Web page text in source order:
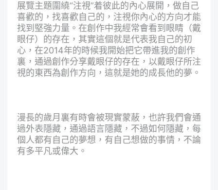
展覽主題圍繞“注視”着彼此的內心展開，做自己
喜歡的，找喜歡自己的，注視你內心的方向才能
找到堅強力量。在創作中我經常會看到眼睛（戴
眼仔）的存在，其實這個就是代表我自己的初
心，在2014年的時候我開始把它帶進我的創作
裏，通過創作分享戴眼仔的存在，以戴眼仔所注
視的東西為創作方向，這就是她的成長他的夢。
漫長的歲月裏有時會被現實蒙蔽，也許我們會通
過外表隱藏，通過語言隱藏，不過如何隱藏，每
個人都有自己的夢想，有自己想做的事情，不論
有多平凡或偉大。